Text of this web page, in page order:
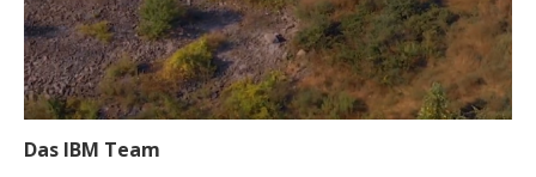
Das IBM Team